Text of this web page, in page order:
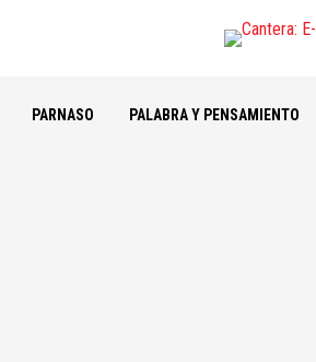
PARNASO PALABRA Y PENSAMIENTO